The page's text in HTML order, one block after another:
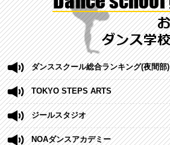
ダンススクール総合ランキング(夜間部)
TOKYO STEPS ARTS
ジールスタジオ
NOAダンスアカデミー